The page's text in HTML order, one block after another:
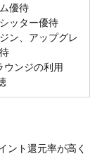
優待
ッター優待
ン、アップグレ
ウンジの利用
ント還元率が高く